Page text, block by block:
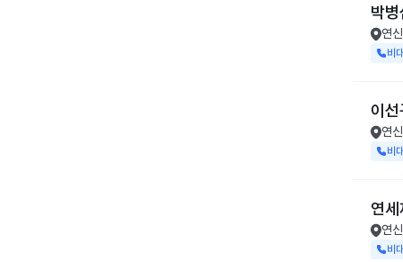
박
연
비
이
연
비
연
연
비